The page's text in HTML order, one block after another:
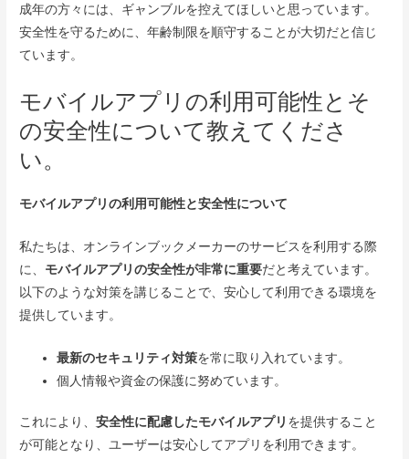
成年の方々には、ギャンブルを控えてほしいと思っています。
安全性を守るために、年齢制限を順守することが大切だと信じ
ています。
モバイルアプリの利用可能性とそ
の安全性について教えてくださ
い。
モバイルアプリの利用可能性と安全性について
私たちは、オンラインブックメーカーのサービスを利用する際
に、 モバイルアプリの安全性が非常に重要だと考えています。
以下のような対策を講じることで、安心して利用できる環境を
提供しています。
最新のセキュリティ対策を常に取り入れています。
個人情報や資金の保護に努めています。
これにより、安全性に配慮したモバイルアプリ を提供すること
が可能となり、ユーザーは安心してアプリを利用できます。